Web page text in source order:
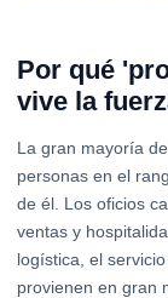
Por qué
vive la
La gran mayoría
personas en el
de él. Los oficios
ventas y
logística, el
provienen en gran